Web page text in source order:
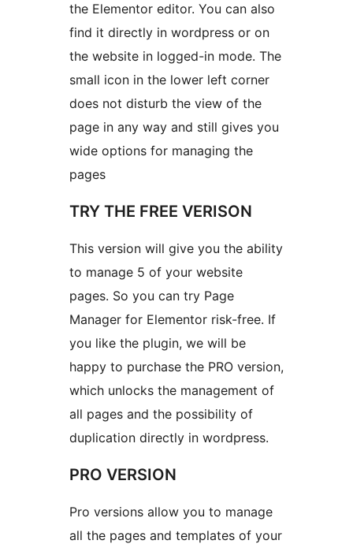
the Elementor editor. You can also
find it directly in wordpress or on
the website in logged-in mode. The
small icon in the lower left corner
does not disturb the view of the
page in any way and still gives you
wide options for managing the
pages
TRY THE FREE VERISON
This version will give you the ability
to manage 5 of your website
pages. So you can try Page
Manager for Elementor risk-free. If
you like the plugin, we will be
happy to purchase the PRO version,
which unlocks the management of
all pages and the possibility of
duplication directly in wordpress.
PRO VERSION
Pro versions allow you to manage
all the pages and templates of your